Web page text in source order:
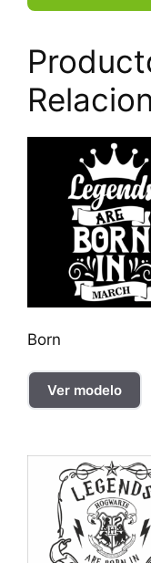
Born
Ver modelo